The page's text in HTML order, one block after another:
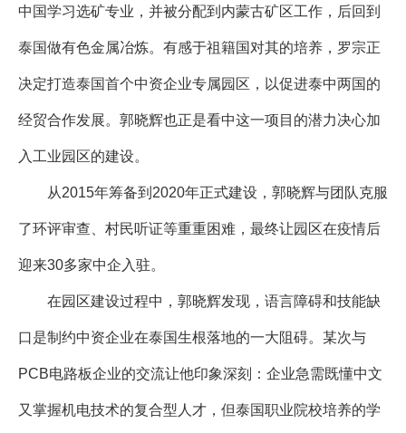
中国学习选矿专业，并被分配到内蒙古矿区工作，后回到
泰国做有色金属冶炼。有感于祖籍国对其的培养，罗宗正
决定打造泰国首个中资企业专属园区，以促进泰中两国的
经贸合作发展。郭晓辉也正是看中这一项目的潜力决心加
入工业园区的建设。
从2015年筹备到2020年正式建设，郭晓辉与团队克服
了环评审查、村民听证等重重困难，最终让园区在疫情后
迎来30多家中企入驻。
在园区建设过程中，郭晓辉发现，语言障碍和技能缺
口是制约中资企业在泰国生根落地的一大阻碍。某次与
PCB电路板企业的交流让他印象深刻：企业急需既懂中文
又掌握机电技术的复合型人才，但泰国职业院校培养的学